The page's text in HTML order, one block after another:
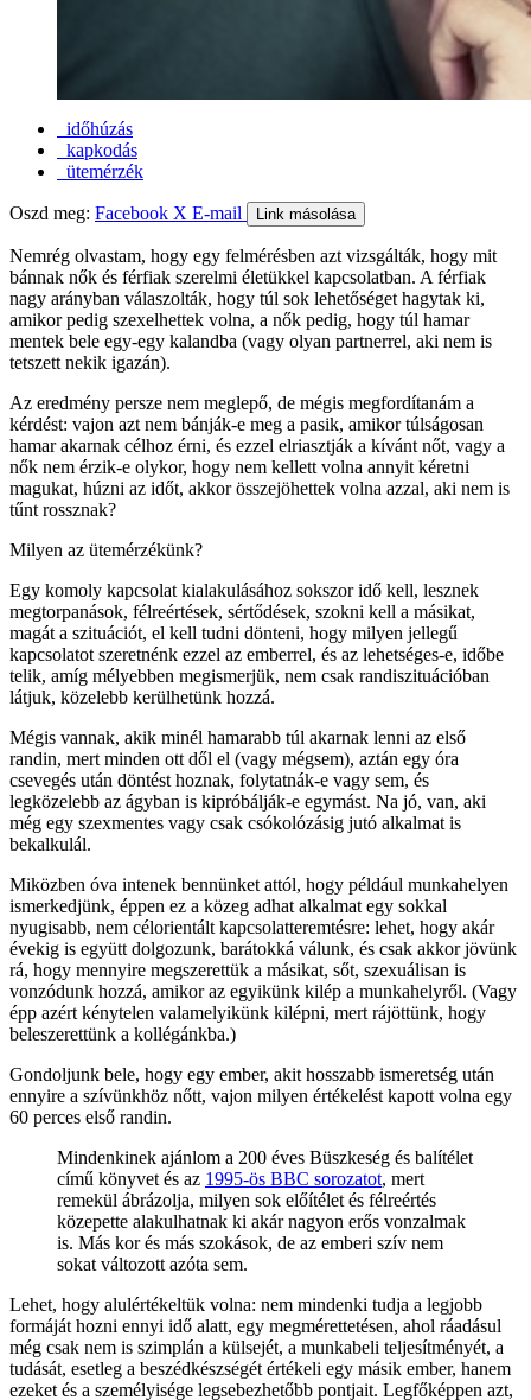
időhúzás
kapkodás
ütemérzék
Oszd meg: Facebook X E-mail Link másolása
Nemrég olvastam, hogy egy felmérésben azt vizsgálták, hogy mit
bánnak nők és férfiak szerelmi életükkel kapcsolatban. A férfiak
nagy arányban válaszolták, hogy túl sok lehetőséget hagytak ki,
amikor pedig szexelhettek volna, a nők pedig, hogy túl hamar
mentek bele egy-egy kalandba (vagy olyan partnerrel, aki nem is
tetszett nekik igazán).
Az eredmény persze nem meglepő, de mégis megfordítanám a
kérdést: vajon azt nem bánják-e meg a pasik, amikor túlságosan
hamar akarnak célhoz érni, és ezzel elriasztják a kívánt nőt, vagy a
nők nem érzik-e olykor, hogy nem kellett volna annyit kéretni
magukat, húzni az időt, akkor összejöhettek volna azzal, aki nem is
tűnt rossznak?
Milyen az ütemérzékünk?
Egy komoly kapcsolat kialakulásához sokszor idő kell, lesznek
megtorpanások, félreértések, sértődések, szokni kell a másikat,
magát a szituációt, el kell tudni dönteni, hogy milyen jellegű
kapcsolatot szeretnénk ezzel az emberrel, és az lehetséges-e, időbe
telik, amíg mélyebben megismerjük, nem csak randiszituációban
látjuk, közelebb kerülhetünk hozzá.
Mégis vannak, akik minél hamarabb túl akarnak lenni az első
randin, mert minden ott dől el (vagy mégsem), aztán egy óra
csevegés után döntést hoznak, folytatnák-e vagy sem, és
legközelebb az ágyban is kipróbálják-e egymást. Na jó, van, aki
még egy szexmentes vagy csak csókolózásig jutó alkalmat is
bekalkulál.
Miközben óva intenek bennünket attól, hogy például munkahelyen
ismerkedjünk, éppen ez a közeg adhat alkalmat egy sokkal
nyugisabb, nem célorientált kapcsolatteremtésre: lehet, hogy akár
évekig is együtt dolgozunk, barátokká válunk, és csak akkor jövünk
rá, hogy mennyire megszerettük a másikat, sőt, szexuálisan is
vonzódunk hozzá, amikor az egyikünk kilép a munkahelyről. (Vagy
épp azért kénytelen valamelyikünk kilépni, mert rájöttünk, hogy
beleszerettünk a kollégánkba.)
Gondoljunk bele, hogy egy ember, akit hosszabb ismeretség után
ennyire a szívünkhöz nőtt, vajon milyen értékelést kapott volna egy
60 perces első randin.
Mindenkinek ajánlom a 200 éves Büszkeség és balítélet
című könyvet és az 1995-ös BBC sorozatot, mert
remekül ábrázolja, milyen sok előítélet és félreértés
közepette alakulhatnak ki akár nagyon erős vonzalmak
is. Más kor és más szokások, de az emberi szív nem
sokat változott azóta sem.
Lehet, hogy alulértékeltük volna: nem mindenki tudja a legjobb
formáját hozni ennyi idő alatt, egy megmérettetésen, ahol ráadásul
még csak nem is szimplán a külsejét, a munkabeli teljesítményét, a
tudását, esetleg a beszédkészségét értékeli egy másik ember, hanem
ezeket és a személyisége legsebezhetőbb pontjait. Legfőképpen azt,